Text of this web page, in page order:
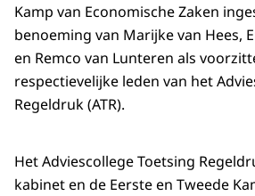
Kamp van Economische Zaken
benoeming van Marijke van Hees,
en Remco van Lunteren als
respectievelijke leden van het
Regeldruk (ATR).
Het Adviescollege Toetsing
kabinet en de Eerste en Tweede